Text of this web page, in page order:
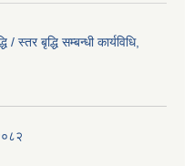
स्तर बृद्धि सम्बन्धी कार्यविधि,